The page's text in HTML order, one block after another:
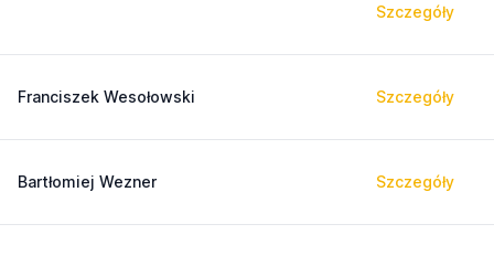
Szczegóły
Franciszek Wesołowski Szczegóły
Bartłomiej Wezner Szczegóły